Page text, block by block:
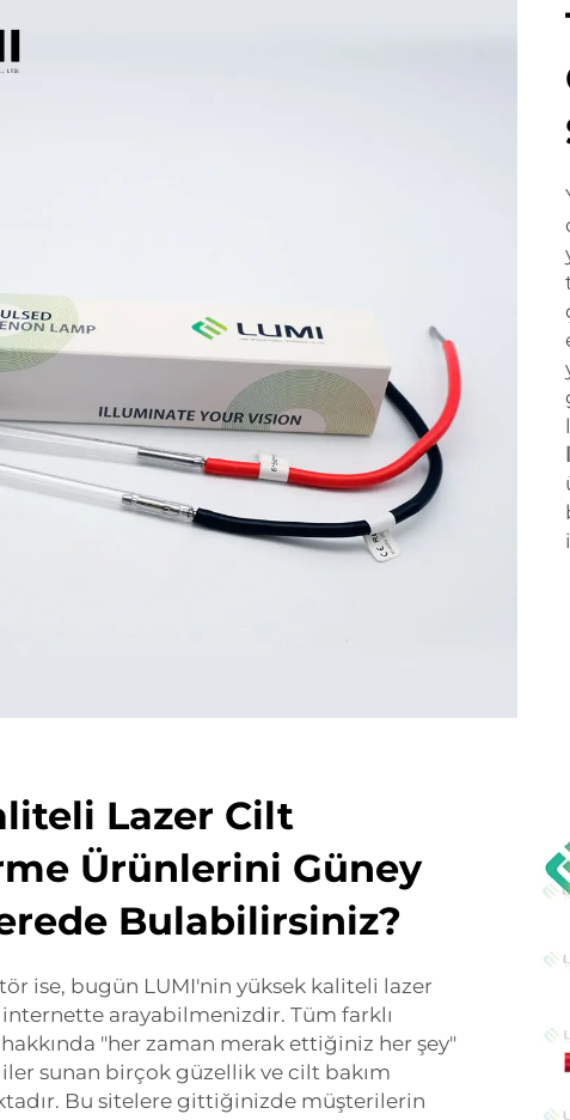
Lazer Cilt
Ürünlerini Güney
Bulabilirsiniz?
ise, bugün LUMI'nin yüksek kaliteli lazer
arayabilmenizdir. Tüm farklı
"her zaman merak ettiğiniz her şey"
sunan birçok güzellik ve cilt bakım
Bu sitelere gittiğinizde müşterilerin